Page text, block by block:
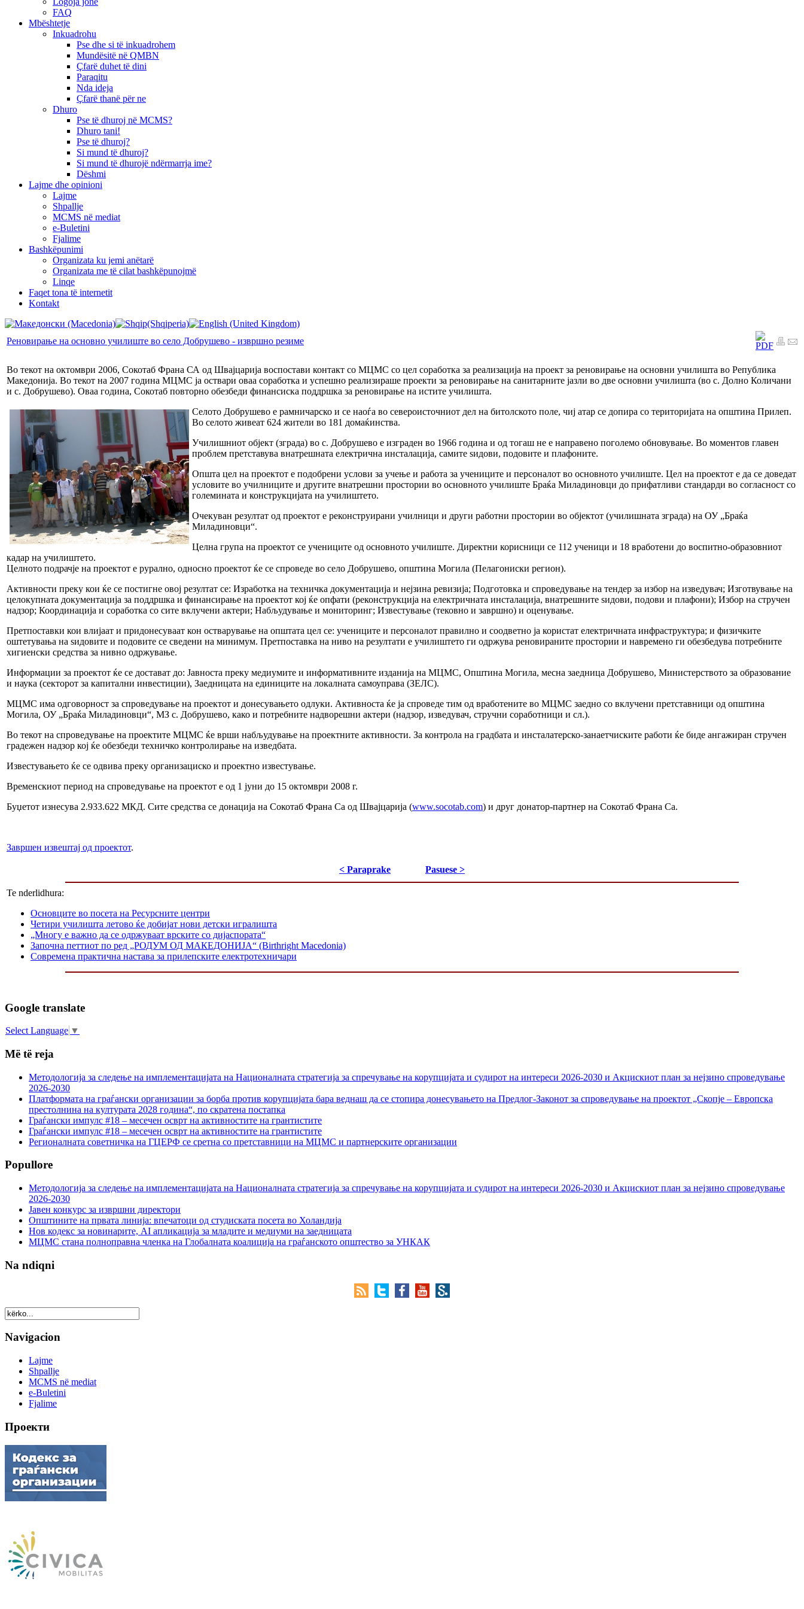
FAQ
Mbështetje
Inkuadrohu
Pse dhe si të inkuadrohem
Mundësitë në QMBN
Çfarë duhet të dini
Paraqitu
Nda ideja
Çfarë thanë për ne
Dhuro
Pse të dhuroj në MCMS?
Dhuro tani!
Pse të dhuroj?
Si mund të dhuroj?
Si mund të dhurojë ndërmarrja ime?
Dëshmi
Lajme dhe opinioni
Lajme
Shpallje
MCMS në mediat
e-Buletini
Fjalime
Bashkëpunimi
Organizata ku jemi anëtarë
Organizata me të cilat bashkëpunojmë
Linqe
Faqet tona të internetit
Kontakt
Реновирање на основно училиште во село Добрушево - извршно резиме
Во текот на октомври 2006, Сокотаб Франа СА од Швајцарија воспостави контакт со МЦМС со цел соработка за реализација на проект за реновирање на основни училишта во Република
Македонија. Во текот на 2007 година МЦМС ја оствари оваа соработка и успешно реализираше проекти за реновирање на санитарните јазли во две основни училишта (во с. Долно Количани
и с. Добрушево). Оваа година, Сокотаб повторно обезбеди финансиска поддршка за реновирање на истите училишта.
Селото Добрушево е рамничарско и се наоѓа во североисточниот дел на битолското поле, чиј атар се допира со територијата на општина Прилеп.
Во селото живеат 624 жители во 181 домаќинства.
Училишниот објект (зграда) во с. Добрушево е изграден во 1966 година и од тогаш не е направено поголемо обновување. Во моментов главен
проблем претставува внатрешната електрична инсталација, самите ѕидови, подовите и плафоните.
Општа цел на проектот е подобрени услови за учење и работа за учениците и персоналот во основното училиште. Цел на проектот е да се доведат
условите во училниците и другите внатрешни простории во основното училиште Браќа Миладиновци до прифатливи стандарди во согласност со
големината и конструкцијата на училиштето.
Очекуван резултат од проектот е реконструирани училници и други работни простории во објектот (училишната зграда) на ОУ „Браќа
Миладиновци“.
Целна група на проектот се учениците од основното училиште. Директни корисници се 112 ученици и 18 вработени до воспитно-образовниот
кадар на училиштето.
Целното подрачје на проектот е рурално, односно проектот ќе се спроведе во село Добрушево, општина Могила (Пелагониски регион).
Активности преку кои ќе се постигне овој резултат се: Изработка на техничка документација и нејзина ревизија; Подготовка и спроведување на тендер за избор на изведувач; Изготвување на
целокупната документација за поддршка и финансирање на проектот кој ќе опфати (реконструкција на електричната инсталација, внатрешните ѕидови, подови и плафони); Избор на стручен
надзор; Координација и соработка со сите вклучени актери; Набљудување и мониторинг; Известување (тековно и завршно) и оценување.
Претпоставки кои влијаат и придонесуваат кон остварување на општата цел се: учениците и персоналот правилно и соодветно ја користат електричната инфраструктура; и физичките
оштетувања на ѕидовите и подовите се сведени на минимум. Претпоставка на ниво на резултати е училиштето ги одржува реновираните простории и навремено ги обезбедува потребните
хигиенски средства за нивно одржување.
Информации за проектот ќе се достават до: Јавноста преку медиумите и информативните изданија на МЦМС, Општина Могила, месна заедница Добрушево, Министерството за образование
и наука (секторот за капитални инвестиции), Заедницата на единиците на локалната самоуправа (ЗЕЛС).
МЦМС има одговорност за спроведување на проектот и донесувањето одлуки. Активноста ќе ја спроведе тим од вработените во МЦМС заедно со вклучени претставници од општина
Могила, ОУ „Браќа Миладиновци“, МЗ с. Добрушево, како и потребните надворешни актери (надзор, изведувач, стручни соработници и сл.).
Во текот на спроведување на проектите МЦМС ќе врши набљудување на проектните активности. За контрола на градбата и инсталатерско-занаетчиските работи ќе биде ангажиран стручен
градежен надзор кој ќе обезбеди техничко контролирање на изведбата.
Известувањето ќе се одвива преку организациско и проектно известување.
Временскиот период на спроведување на проектот е од 1 јуни до 15 октомври 2008 г.
Буџетот изнесува 2.933.622 МКД. Сите средства се донација на Сокотаб Франа Са од Швајцарија (www.socotab.com) и друг донатор-партнер на Сокотаб Франа Са.
Завршен извештај од проектот.
< Paraprake Pasuese >
Te nderlidhura:
Основците во посета на Ресурсните центри
Четири училишта летово ќе добијат нови детски игралишта
„Многу е важно да се одржуваат врските со дијаспората“
Започна петтиот по ред „РОДУМ ОД МАКЕДОНИЈА“ (Birthright Macedonia)
Современа практична настава за прилепските електротехничари
Google translate
Select Language ▼
Më të reja
Методологија за следење на имплементацијата на Националната стратегија за спречување на корупцијата и судирот на интереси 2026-2030 и Акцискиот план за нејзино спроведување
2026-2030
Платформата на граѓански организации за борба против корупцијата бара веднаш да се стопира донесувањето на Предлог-Законот за спроведување на проектот „Скопје – Европска
престолнина на културата 2028 година“, по скратена постапка
Граѓански импулс #18 – месечен осврт на активностите на грантистите
Граѓански импулс #18 – месечен осврт на активностите на грантистите
Регионалната советничка на ГЦЕРФ се сретна со претставници на МЦМС и партнерските организации
Popullore
Методологија за следење на имплементацијата на Националната стратегија за спречување на корупцијата и судирот на интереси 2026-2030 и Акцискиот план за нејзино спроведување
2026-2030
Јавен конкурс за извршни директори
Општините на првата линија: впечатоци од студиската посета во Холандија
Нов кодекс за новинарите, AI апликација за младите и медиуми на заедницата
МЦМС стана полноправна членка на Глобалната коалиција на граѓанското општество за УНКАК
Na ndiqni
Navigacion
Lajme
Shpallje
MCMS në mediat
e-Buletini
Fjalime
Проекти